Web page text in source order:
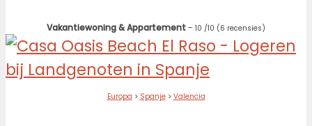
Vakantiewoning & Appartement- 10 /10 (6 recensies)
Europa > Spanje> Valencia